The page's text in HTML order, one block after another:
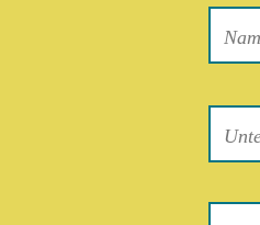
lasse
Feld